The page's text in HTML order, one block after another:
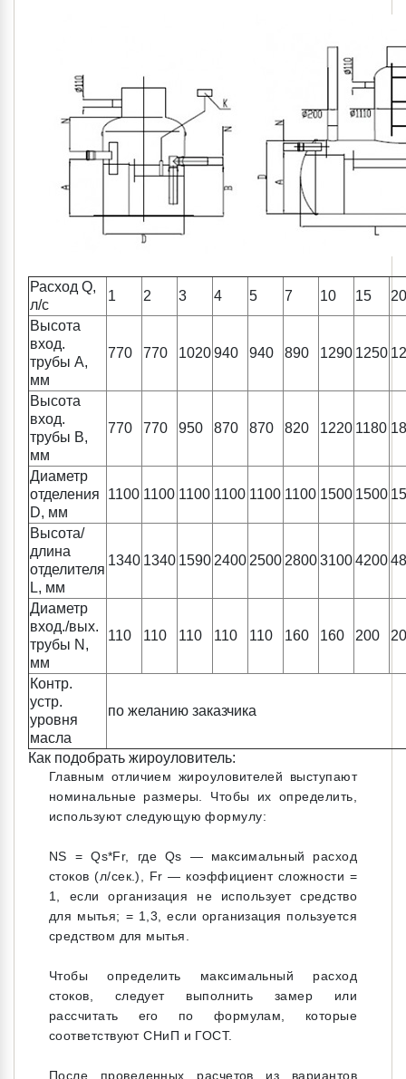
Расход Q,
л/с
1 2 3 4 5 7 10 15
20
Высота
вход.
трубы А,
мм
770 770 1020940 940 890 1290 1250
Высота
вход.
трубы В,
мм
770 770 950 870 870 820 1220 1180
Диаметр
отделения
D, мм
1100 1100 1100 1100 1100 1100 1500 1500
Высота/
длина
отделителя
L, мм
1340 1340 1590 2400 2500 280031004200
Диаметр
вход./вых.
трубы N,
мм
110 110 110 110 110 160 160 200
Контр.
устр.
уровня
масла
по желанию заказчика
Как подобрать жироуловитель:
Главным отличием жироуловителей выступают
номинальные размеры. Чтобы их определить,
используют следующую формулу:
NS = Qs*Fr, где Qs — максимальный расход
стоков (л/сек.), Fr — коэффициент сложности =
1, если организация не использует средство
для мытья; = 1,3, если организация пользуется
средством для мытья.
Чтобы определить максимальный расход
стоков, следует выполнить замер или
рассчитать его по формулам, которые
соответствуют СНиП и ГОСТ.
После проведенных расчетов из вариантов